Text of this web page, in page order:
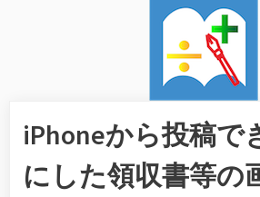
iPhoneから投稿で
にした領収書等の